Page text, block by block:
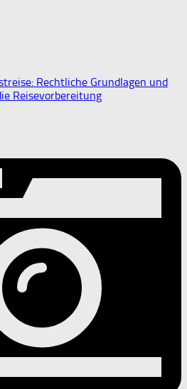
Rechtliche Grundlagen und
Reisevorbereitung